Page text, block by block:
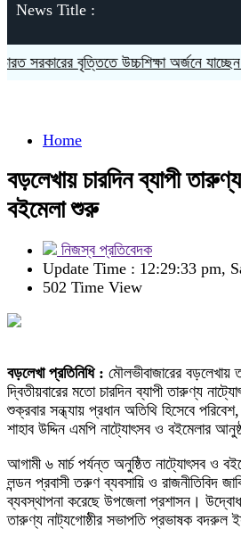
News Title :
সরকারের বৃত্তিতে উচ্চশিক্ষা অর্জনে যাচ্ছেন ৫৪১
Home
বড়লেখায় চারদিন ব্যাপী
বইমেলা শুরু
নিজস্ব প্রতিবেদক
Update Time : 12:29:33 pm,
502 Time View
বড়লেখা প্রতিনিধি : মৌলভীবাজারের বড়লেখায়
দ্বিতীয়বারের মতো চারদিন ব্যাপী তারুণ্য
শুক্রবার সন্ধ্যায় প্রধান অতিথি হিসেবে
শাহাব উদ্দিন এমপি নাট্যোৎসব ও বইমেলার
আগামী ৬ মার্চ পর্যন্ত অনুষ্ঠিত নাট্যোৎসব ও
লন্ডন প্রবাসী তরুণ ব্যবসায়ি ও রাজনীতিবিদ
ব্যবস্থাপনা করেছে উপজেলা প্রশাসন।
তারুণ্য নাট্যগোষ্ঠীর সভাপতি প্রভাষক বদরুল